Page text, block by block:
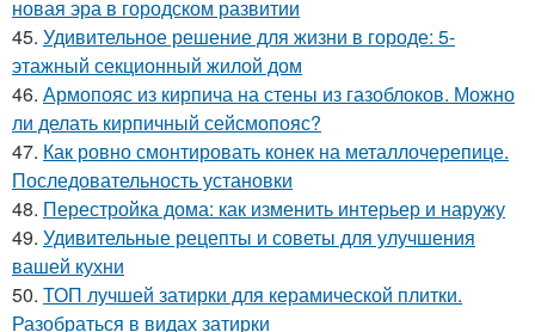
новая эра в городском развитии
45. Удивительное решение для жизни в городе: 5-
этажный секционный жилой дом
46. Армопояс из кирпича на стены из газоблоков. Можно
ли делать кирпичный сейсмопояс?
47. Как ровно смонтировать конек на металлочерепице.
Последовательность установки
48. Перестройка дома: как изменить интерьер и наружу
49. Удивительные рецепты и советы для улучшения
вашей кухни
50. ТОП лучшей затирки для керамической плитки.
Разобраться в видах затирки